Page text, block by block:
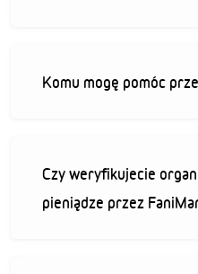
Komu mogę pomóc
Czy weryfikujecie
pieniądze przez